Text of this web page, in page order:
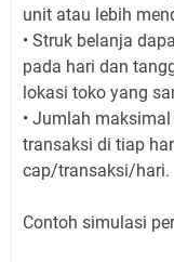
unit atau lebih
• Struk belanja
pada hari dan
lokasi toko yang
• Jumlah
transaksi di tiap
cap/transaksi/hari.
Contoh simulasi